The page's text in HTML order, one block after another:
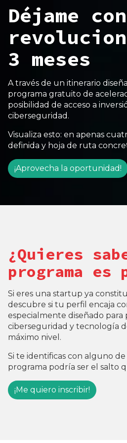
Déjame
3 meses
A través de un itinerario
programa gratuito de
posibilidad de acceso a
ciberseguridad.
Visualiza esto: en apenas
definida y hoja de ruta
¡Aprovecha la oportunidad!
¿Quieres
programa es
Si eres una startup ya
descubre si tu perfil encaja
especialmente diseñado para
ciberseguridad y tecnología
máximo nivel.
Si te identificas con alguno de
programa podría ser el salto
¡Me quiero inscribir!